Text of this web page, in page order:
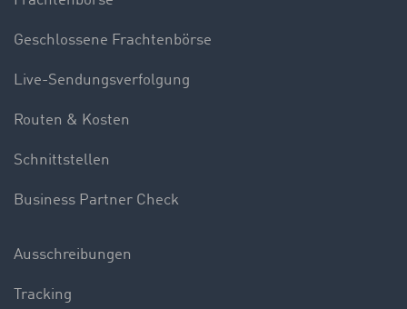
Geschlossene Frachtenbörse
Live-Sendungsverfolgung
Routen & Kosten
Schnittstellen
Business Partner Check
Ausschreibungen
Tracking